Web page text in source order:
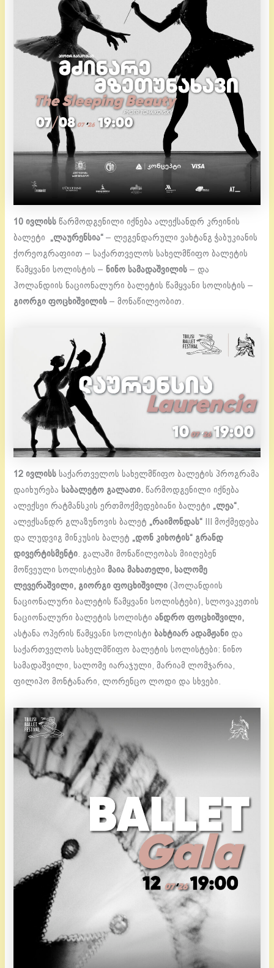
10ივლისს წარმოდგენილი იქნება ალექსანდრ კრეინის
ბალეტი „ლაურენსია“ – ლეგენდარული ვახტანგ ჭაბუკიანის
ქორეოგრაფიით – საქართველოს სახელმწიფო ბალეტის
წამყვანი სოლისტის –ნინო სამადაშვილის – და
ჰოლანდიის ნაციონალური ბალეტის წამყვანი სოლისტის –
გიორგი ფოცხიშვილის – მონაწილეობით.
12ივლისს საქართველოს სახელმწიფო ბალეტის პროგრამა
დაიხურებასაბალეტო გალათი. წარმოდგენილი იქნება
ალექსეი რატმანსკის ერთმოქმედებიანი ბალეტი „ლეა“
ალექსანდრ გლაზუნოვის ბალეტ „რაიმონდას“ III მოქმედება
და ლუდვიგ მინკუსის ბალეტ „დონ კიხოტის“ გრანდ
დივერტისმენტი . გალაში მონაწილეობას მიიღებენ
მოწვეული სოლისტებიმაია მახათელი, სალომე
ლევერაშვილი, გიორგი ფოცხიშვილი(ჰოლანდიის
ნაციონალური ბალეტის წამყვანი სოლისტები), სლოვაკეთის
ნაციონალური ბალეტის სოლისტიანდრო ფოცხიშვილი,
ასტანა ოპერის წამყვანი სოლისტიბახტიარ ადამჟანიდა
საქართველოს სახელმწიფო ბალეტის სოლისტები: ნინო
სამადაშვილი, სალომე იარაჯული, მარიამ ლომჯარია,
ფილიპო მონტანარი, ლორენცო ლოდი და სხვები.